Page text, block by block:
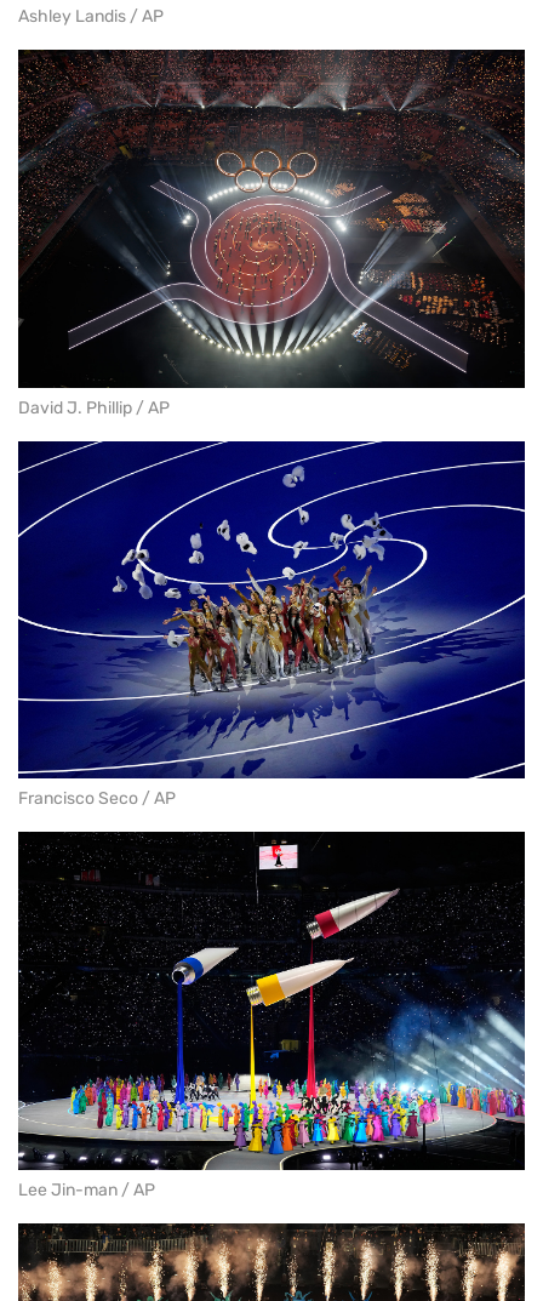
Ashley Landis / AP
David J. Phillip / AP
Francisco Seco / AP
Lee Jin-man / AP